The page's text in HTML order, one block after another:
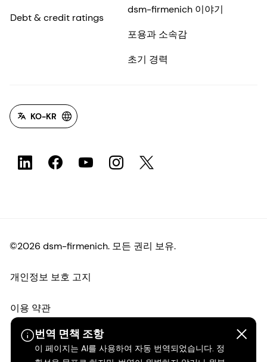
번역 면책 조항
이 페이지는 AI를 사용하여 자동 번역되었습니다. 정
Debt & credit ratings
dsm-firmenich 이야기
포용과 소속감
초기 경력
KO-KR
©2026 dsm-firmenich. 모든 권리 보유.
개인정보 보호 고지
이용 약관
약관